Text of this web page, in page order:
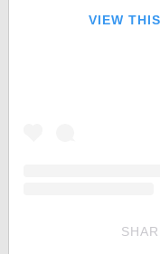
VIEW